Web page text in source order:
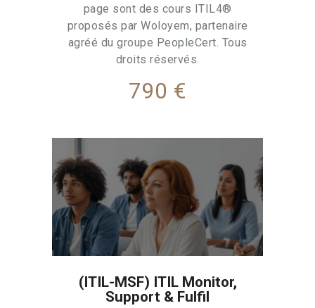
page sont des cours ITIL4®
proposés par Woloyem, partenaire
agréé du groupe PeopleCert. Tous
droits réservés.
790 €
(ITIL-MSF) ITIL Monitor,
Support & Fulfil